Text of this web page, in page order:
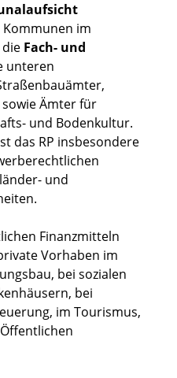
im
Fach- und
unteren
Ämter für
und Bodenkultur.
das RP insbesondere
und
Finanzmitteln
Vorhaben im
bei sozialen
bei
im Tourismus,